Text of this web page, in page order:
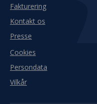
Fakturering
Kontakt os
Presse
Cookies
Persondata
Vilkår